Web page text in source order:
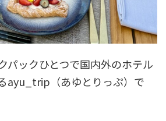
パックひとつで国内外のホテル
ayu_trip（あゆとりっぷ）で